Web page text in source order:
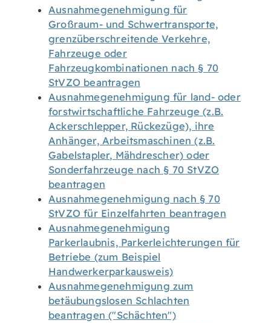
Ausnahmegenehmigung für
Großraum- und Schwertransporte,
grenzüberschreitende Verkehre,
Fahrzeuge oder
Fahrzeugkombinationen nach § 70
StVZO beantragen
Ausnahmegenehmigung für land- oder
forstwirtschaftliche Fahrzeuge (z.B.
Ackerschlepper, Rückezüge), ihre
Anhänger, Arbeitsmaschinen (z.B.
Gabelstapler, Mähdrescher) oder
Sonderfahrzeuge nach § 70 StVZO
beantragen
Ausnahmegenehmigung nach § 70
StVZO für Einzelfahrten beantragen
Ausnahmegenehmigung
Parkerlaubnis, Parkerleichterungen für
Betriebe (zum Beispiel
Handwerkerparkausweis)
Ausnahmegenehmigung zum
betäubungslosen Schlachten
beantragen ("Schächten")